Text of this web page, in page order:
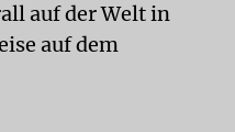
auf der Welt in
auf dem